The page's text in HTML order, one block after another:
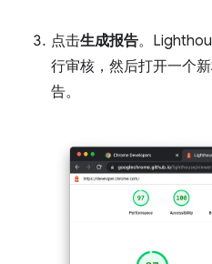
点击生成报告。
行审核，然后打开一个
告。